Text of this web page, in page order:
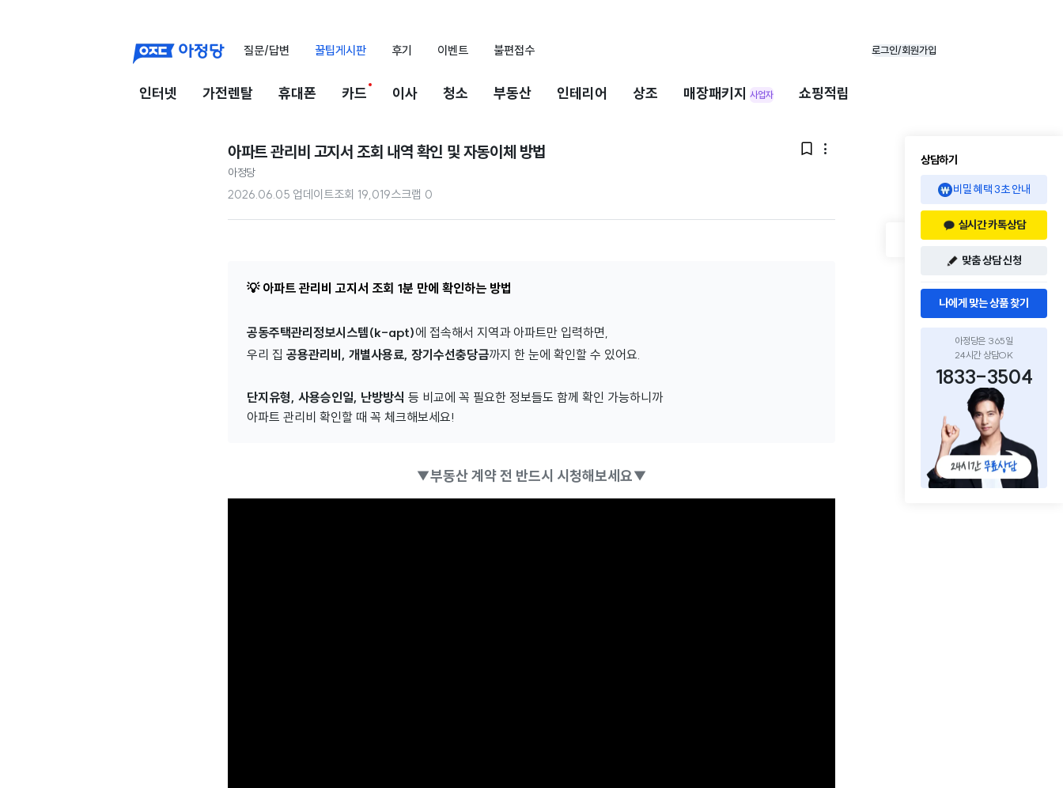
질문/답변 꿀팁게시판 후기 이벤트 불편접수 로그인/회원가입
인터넷 가전렌탈 휴대폰 카드 이사 청소 부동산 인테리어 상조 매장패키지 사업자 쇼핑적립
아파트 관리비 고지서 조회 내역 확인 및 자동이체 방법  
아정당
2026.06.05 업데이트조회 19,019스크랩 0
💡아파트 관리비 고지서 조회 1분 만에 확인하는 방법
공동주택관리정보시스템(k-apt)에 접속해서 지역과 아파트만 입력하면,
우리 집 공용관리비, 개별사용료, 장기수선충당금까지 한 눈에 확인할 수 있어요.
단지유형, 사용승인일, 난방방식 등 비교에 꼭 필요한 정보들도 함께 확인 가능하니까
아파트 관리비 확인할 때 꼭 체크해보세요!
▼부동산 계약 전 반드시 시청해보세요▼
상담하기
비밀 혜택 3초 안내
실시간 카톡상담
맞춤 상담 신청
나에게 맞는 상품 찾기
아정당은 365일
24시간 상담OK
1833-3504